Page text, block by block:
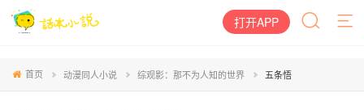
打开APP
首页 动漫同人小说 综观影：那不为人知的世界 五条悟